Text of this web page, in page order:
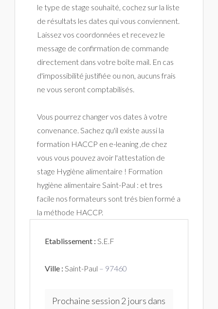
le type de stage souhaité, cochez sur la liste
de résultats les dates qui vous conviennent.
Laissez vos coordonnées et recevez le
message de confirmation de commande
directement dans votre boîte mail. En cas
d'impossibilité justifiée ou non, aucuns frais
ne vous seront comptabilisés.
Vous pourrez changer vos dates à votre
convenance. Sachez qu'il existe aussi la
formation HACCP en e-leaning ,de chez
vous vous pouvez avoir l'attestation de
stage Hygiène alimentaire ! Formation
hygiène alimentaire Saint-Paul : et tres
facile nos formateurs sont trés bien formé a
la méthode HACCP.
Etablissement : S.E.F
Ville : Saint-Paul – 97460
Prochaine session 2 jours dans